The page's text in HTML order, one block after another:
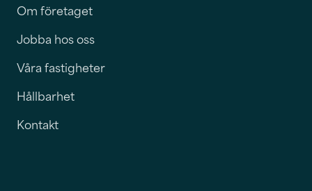
Om företaget
Jobba hos oss
Våra fastigheter
Hållbarhet
Kontakt